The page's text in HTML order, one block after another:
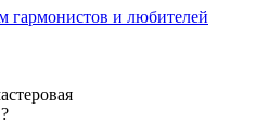
гармонистов и любителей